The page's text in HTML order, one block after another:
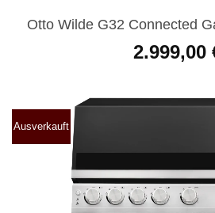
Otto Wilde G32 Connected
2.999,00
Ausverkauft